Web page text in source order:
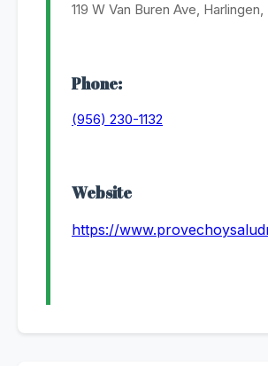
119 W Van Buren Ave,
Phone:
(956) 230-1132
Website
https://